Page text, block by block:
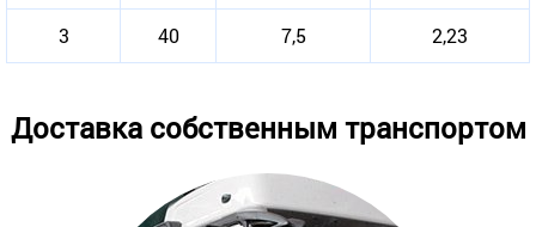
3 40 7,5 2,23
Доставка собственным транспортом